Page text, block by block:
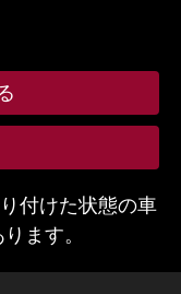
付けた状態の車
ます。